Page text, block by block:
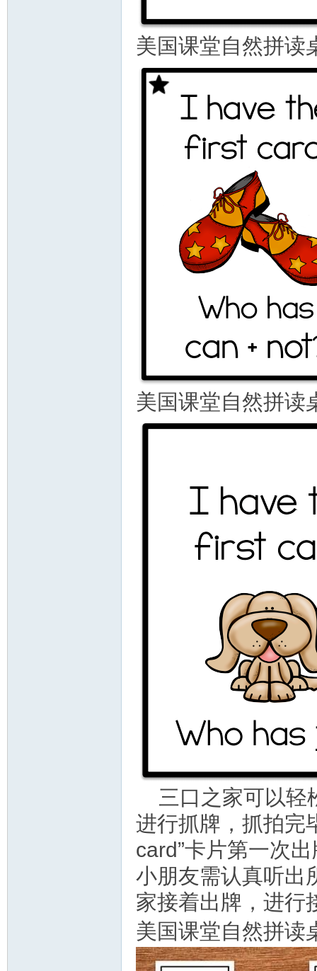
美国课堂自然拼读
美国课堂自然拼读
三口之家可以轻
进行抓牌，抓拍完
card”卡片第一次
小朋友需认真听出
家接着出牌，进行
美国课堂自然拼读